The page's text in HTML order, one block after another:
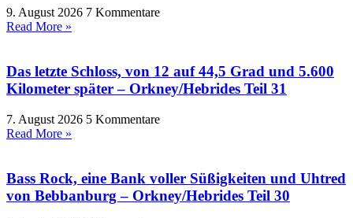
9. August 2026 7 Kommentare
Read More »
Das letzte Schloss, von 12 auf 44,5 Grad und 5.600
Kilometer später – Orkney/Hebrides Teil 31
7. August 2026 5 Kommentare
Read More »
Bass Rock, eine Bank voller Süßigkeiten und Uhtred
von Bebbanburg – Orkney/Hebrides Teil 30